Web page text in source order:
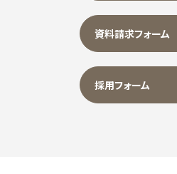
資料請求フォーム
採用フォーム